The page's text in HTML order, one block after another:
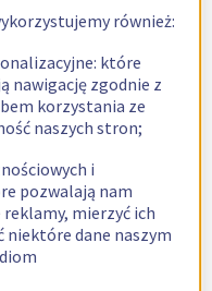
również:
które
nawigację zgodnie z
korzystania ze
naszych stron;
i
pozwalają nam
mierzyć ich
niektóre dane naszym